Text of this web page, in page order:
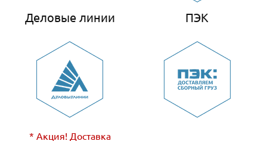
Деловые линии
* Акция! Доставка
ПЭК